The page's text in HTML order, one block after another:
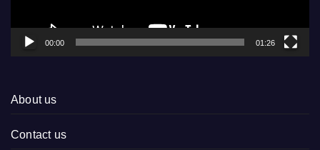
00:00 01:26
About us
Contact us